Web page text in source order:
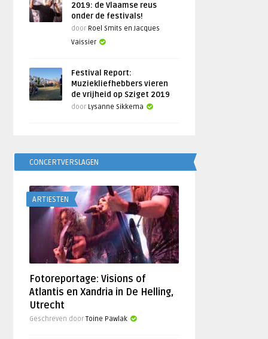
2019: de Vlaamse reus
onder de festivals!
door Roel Smits en Jacques
Vaissier
Festival Report:
Muziekliefhebbers vieren
de vrijheid op Sziget 2019
door Lysanne Sikkema
CONCERTVERSLAGEN
ARTIESTEN
Fotoreportage: Visions of
Atlantis en Xandria in De Helling,
Utrecht
Geschreven doorToine Pawlak